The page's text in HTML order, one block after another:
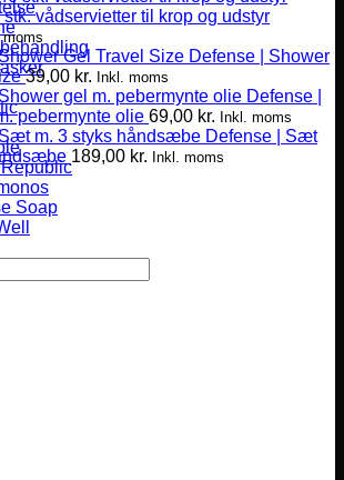
Soap
stk. vådservietter til krop og udstyr
Defense | Shower
39,00 kr. Inkl. moms
Defense |
pebermynte olie 69,00 kr. Inkl. moms
Defense | Sæt
189,00 kr. Inkl. moms